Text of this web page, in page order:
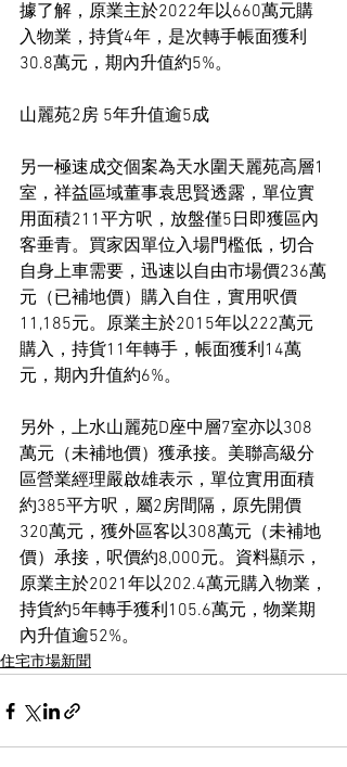
據了解，原業主於2022年以660萬元購
入物業，持貨4年，是次轉手帳面獲利
30.8萬元，期內升值約5%。
山麗苑2房 5年升值逾5成
另一極速成交個案為天水圍天麗苑高層1
室，祥益區域董事袁思賢透露，單位實
用面積211平方呎，放盤僅5日即獲區內
客垂青。買家因單位入場門檻低，切合
自身上車需要，迅速以自由市場價236萬
元（已補地價）購入自住，實用呎價
11,185元。原業主於2015年以222萬元
購入，持貨11年轉手，帳面獲利14萬
元，期內升值約6%。
另外，上水山麗苑D座中層7室亦以308
萬元（未補地價）獲承接。美聯高級分
區營業經理嚴啟雄表示，單位實用面積
約385平方呎，屬2房間隔，原先開價
320萬元，獲外區客以308萬元（未補地
價）承接，呎價約8,000元。資料顯示，
原業主於2021年以202.4萬元購入物業，
持貨約5年轉手獲利105.6萬元，物業期
內升值逾52%。
住宅市場新聞